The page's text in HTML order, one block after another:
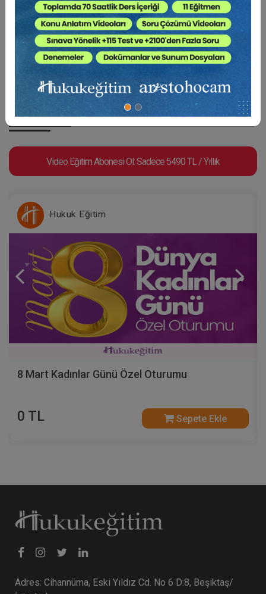
“Mahremiyetin Pusulasız Kavimler Göçü:
WhatsApp”
BENZER VIDEO EĞITIMLER
Video Eğitim Abonesi Ol: Sadece 5490 TL / Yıllık
Hukuk Eğitim
8 Mart Kadınlar Günü Özel Oturumu
0 TL Sepete Ekle
Adres: Cihannüma, Eski Yıldız Cd. No 6 D:8, Beşiktaş/